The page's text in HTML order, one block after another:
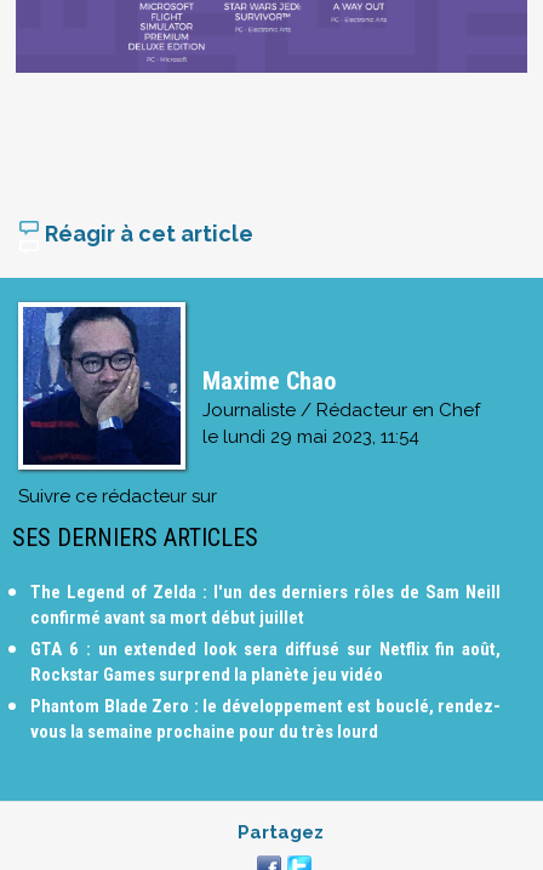
Réagir à cet article
Maxime Chao
Journaliste / Rédacteur en Chef
le lundi 29 mai 2023, 11:54
Suivre ce rédacteur sur
SES DERNIERS ARTICLES
The Legend of Zelda : l'un des derniers rôles de Sam Neill
confirmé avant sa mort début juillet
GTA 6 : un extended look sera diffusé sur Netflix fin août,
Rockstar Games surprend la planète jeu vidéo
Phantom Blade Zero : le développement est bouclé, rendez-
vous la semaine prochaine pour du très lourd
Partagez